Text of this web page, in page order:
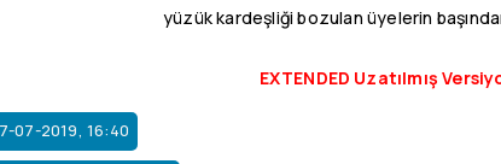
yüzük kardeşliği bozulan üyelerin
EXTENDED Uzatılmış
07-2019, 16:40